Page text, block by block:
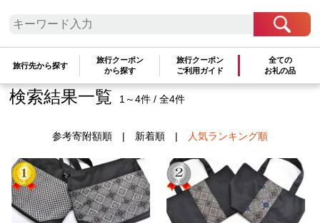
旅行先から探す
旅行クーポン
から探す
旅行クーポン
ご利用ガイド
全ての
お礼の品
カバン
検索結果一覧 1～4件 / 全4件
参考寄附額順| 新着順| 人気ランキング順